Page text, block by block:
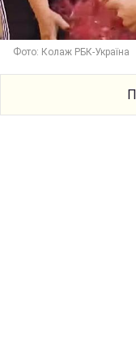
Фото: Колаж РБК-Україна